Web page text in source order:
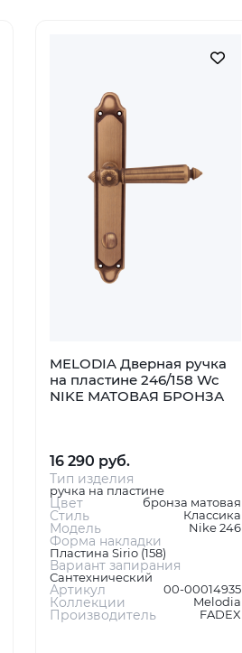
MELODIA Дверная ручка
на пластине 246/158 Wc
NIKE МАТОВАЯ БРОНЗА
16 290 руб.
Тип изделия
ручка на пластине
Цвет бронза матовая
Стиль Классика
Модель Nike 246
Форма накладки
Пластина Sirio (158)
Вариант запирания
Сантехнический
Артикул 00-00014935
Коллекции Melodia
Производитель FADEX